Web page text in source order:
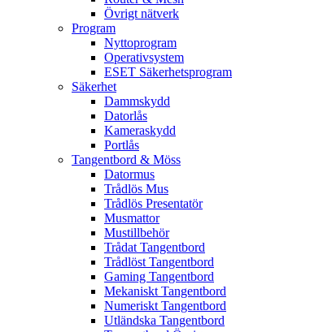
Övrigt nätverk
Program
Nyttoprogram
Operativsystem
ESET Säkerhetsprogram
Säkerhet
Dammskydd
Datorlås
Kameraskydd
Portlås
Tangentbord & Möss
Datormus
Trådlös Mus
Trådlös Presentatör
Musmattor
Mustillbehör
Trådat Tangentbord
Trådlöst Tangentbord
Gaming Tangentbord
Mekaniskt Tangentbord
Numeriskt Tangentbord
Utländska Tangentbord